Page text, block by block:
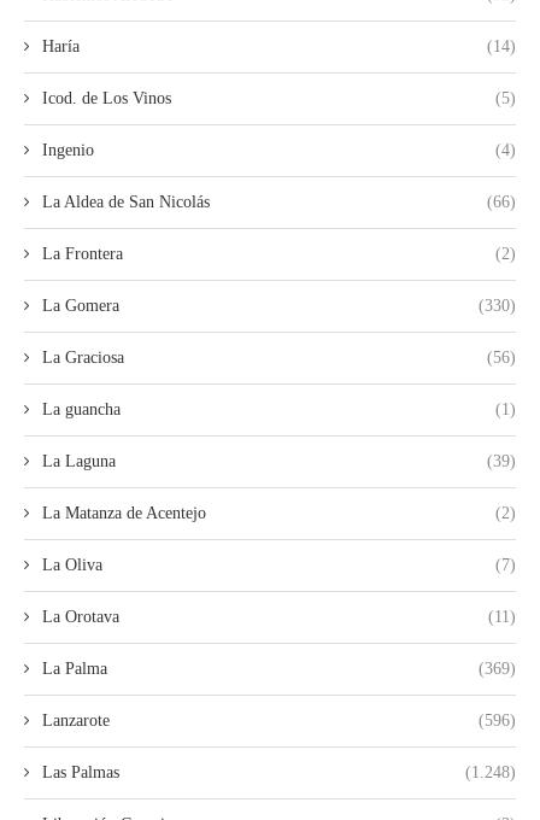
Haría (14)
Icod. de Los Vinos (5)
Ingenio (4)
La Aldea de San Nicolás (66)
La Frontera (2)
La Gomera (330)
La Graciosa (56)
La guancha (1)
La Laguna (39)
La Matanza de Acentejo (2)
La Oliva (7)
La Orotava (11)
La Palma (369)
Lanzarote (596)
Las Palmas (1.248)